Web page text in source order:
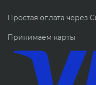
Простая оплата через
Принимаем карты